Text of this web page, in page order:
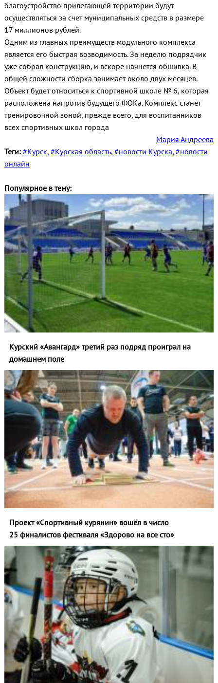
благоустройство прилегающей территории будут
осуществляться за счет муниципальных средств в размере
17 миллионов рублей.
Одним из главных преимуществ модульного комплекса
является его быстрая возводимость. За неделю подрядчик
уже собрал конструкцию, и вскоре начнется обшивка. В
общей сложности сборка занимает около двух месяцев.
Объект будет относиться к спортивной школе № 6, которая
расположена напротив будущего ФОКа. Комплекс станет
тренировочной зоной, прежде всего, для воспитанников
всех спортивных школ города
Мария Андреева
Теги: #Курск, #Курская область, #новости Курска, #новости
онлайн
Популярное в тему:
Курский «Авангард» третий раз подряд проиграл на
домашнем поле
Проект «Спортивный курянин» вошёл в число
25 финалистов фестиваля «Здорово на все сто»